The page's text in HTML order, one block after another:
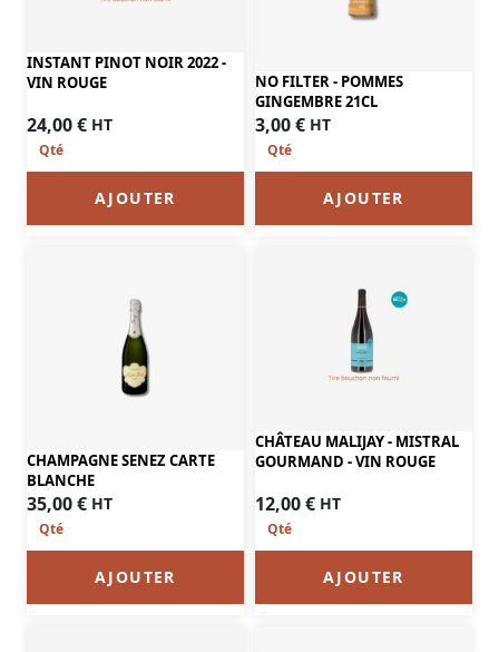
INSTANT PINOT NOIR 2022 -
VIN ROUGE
24,00€ HT
AJOUTER
NO FILTER - POMMES
GINGEMBRE 21CL
3,00€ HT
AJOUTER
CHAMPAGNE SENEZ CARTE
BLANCHE
35,00€ HT
AJOUTER
CHÂTEAU MALIJAY - MISTRAL
GOURMAND - VIN ROUGE
12,00€ HT
AJOUTER